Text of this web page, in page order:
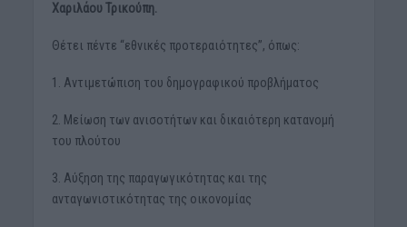
Χαριλάου Τρικούπη.
Θέτει πέντε “εθνικές προτεραιότητες”, όπως:
1. Αντιμετώπιση του δημογραφικού προβλήματος
2. Μείωση των ανισοτήτων και δικαιότερη κατανομή
του πλούτου
3. Αύξηση της παραγωγικότητας και της
ανταγωνιστικότητας της οικονομίας